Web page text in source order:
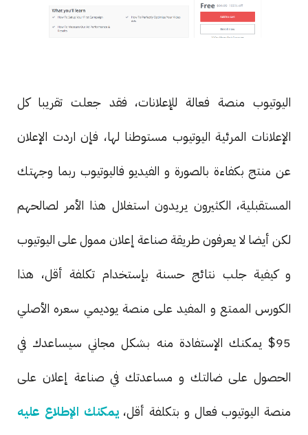
اليوتيوب منصة فعالة للإعلانات، فقد جعلت تقريبا كل
الإعلانات المرئية اليوتيوب مستوطنا لها، فإن اردت الإعلان
عن منتج بكفاءة بالصورة و الفيديو فاليوتيوب ربما وجهتك
المستقبلية، الكثيرون يريدون استغلال هذا الأمر لصالحهم
لكن أيضا لا يعرفون طريقة صناعة إعلان ممول على اليوتيوب
و كيفية جلب نتائج حسنة بإستخدام تكلفة أقل، هذا
الكورس الممتع و المفيد على منصة يوديمي سعره الأصلي
95$ يمكنك الإستفادة منه بشكل مجاني سيساعدك في
الحصول على ضالتك و مساعدتك في صناعة إعلان على
منصة اليوتيوب فعال و بتكلفة أقل،يمكنك الإطلاع عليه